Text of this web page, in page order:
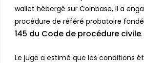
wallet hébergé sur Coinbase, il a
procédure de référé probatoire
145 du Code de procédure civile.
Le juge a estimé que les conditions